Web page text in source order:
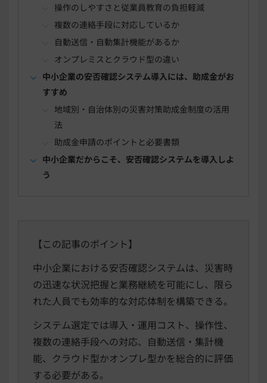
操作のしやすさと従業員教育の負担軽減
複数の連絡手段に対応しているか
自動送信・自動集計機能があるか
オンプレミスとクラウド型の違い
中小企業の安否確認システム導入には、助成金がお
すすめ
地域別・自治体別の災害対策助成金制度の活用
法
助成金申請のポイントと必要書類
中小企業だからこそ、安否確認システムを導入しよ
う
【この記事のポイント】
中小企業における安否確認システムは、災害時
の迅速な状況把握と業務継続を可能にし、限ら
れた人員でも効率的な対応体制を構築できる。
システム選定では導入・運用コスト、操作性、
複数の連絡手段への対応、自動送信・集計機
能、クラウド型かオンプレ型かを総合的に評価
する必要がある。